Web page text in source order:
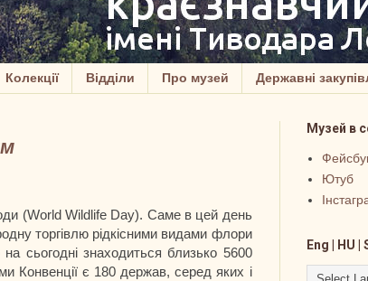
Колекції Відділи Про музей Державні
(World Wildlife Day). Саме в цей день
торгівлю рідкісними видами флори
сьогодні знаходиться близько 5600
Конвенції є 180 держав, серед яких і
Музей в
Ютуб
Eng | HU |